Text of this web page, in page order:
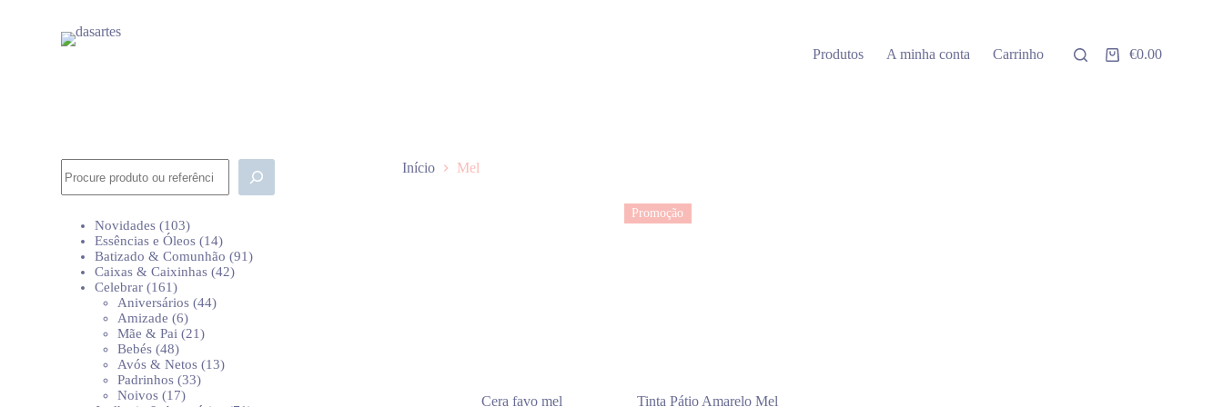
Produtos A minha conta Carrinho
Carrinho
€0.00
Início Mel
Cera favo mel
Promoção
Tinta Pátio Amarelo Mel
Novidades 103103
produtos
Essências e Óleos 1414
produtos
Batizado & Comunhão 9191
Caixas & Caixinhas 4242
Celebrar 161161
produtos
Aniversários 4444
Amizade 66
produtos
Mãe & Pai 2121
Bebés 4848
produtos
Avós & Netos 1313
Padrinhos 3333
Noivos 1717